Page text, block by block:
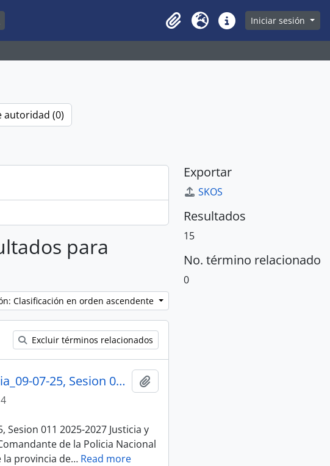
Clipboard
Idioma Enlaces rápidos
Iniciar sesión
autoridad (0)
para
Clasificación en orden ascendente
Excluir términos relacionados
003_An-Pr-2025-0193-M_Autorizacion Presidencia_09-07-25, Sesion 011 Justicia y Estructura del Estado
Sesion 011 2025-2027 Justicia y
de la Policia Nacional
la provincia de… Read more
Exportar
SKOS
Resultados
15
No. término relacionado
0